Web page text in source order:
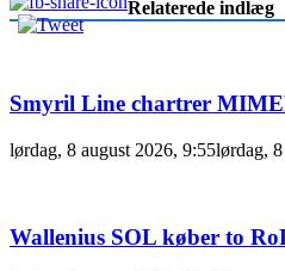
Relaterede indlæg
Smyril Line chartrer
lørdag, 8 august 2026, 9:55lørdag,
Wallenius SOL køber to